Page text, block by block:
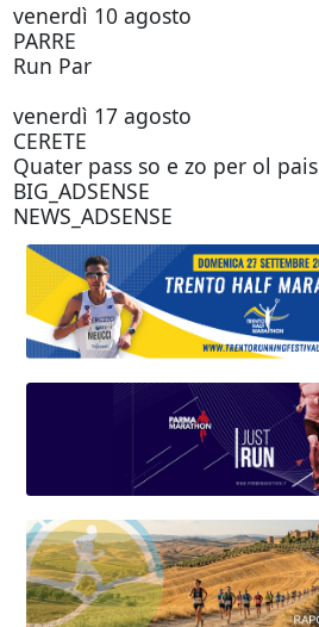
venerdì 10 agosto
PARRE
Run Par
venerdì 17 agosto
CERETE
Quater pass so e zo per ol pais
BIG_ADSENSE
NEWS_ADSENSE